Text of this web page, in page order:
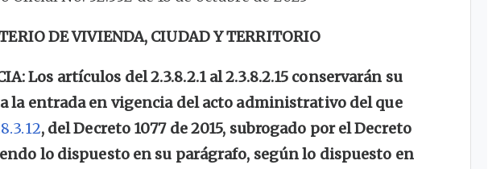
DE VIVIENDA, CIUDAD Y TERRITORIO
Los artículos del 2.3.8.2.1 al 2.3.8.2.15 conservarán su
la entrada en vigencia del acto administrativo del que
, del Decreto 1077 de 2015, subrogado por el Decreto
lo dispuesto en su parágrafo, según lo dispuesto en